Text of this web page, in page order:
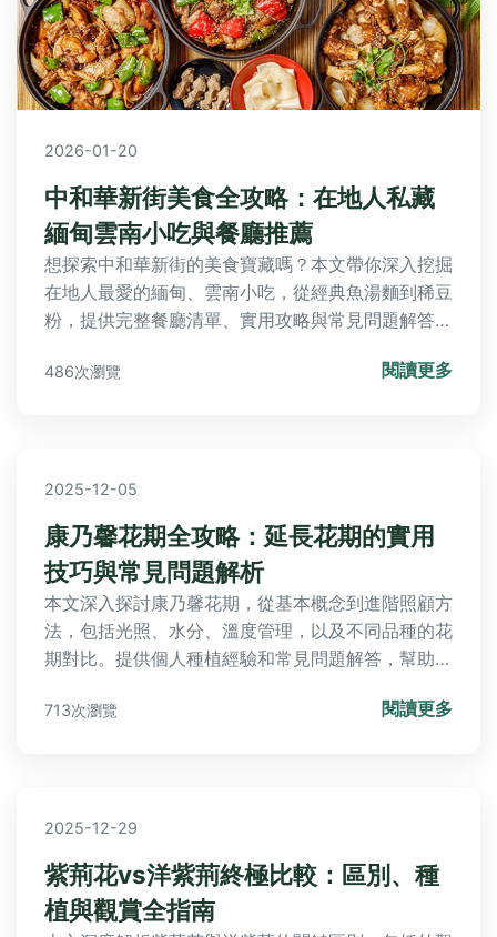
2026-01-20
中和華新街美食全攻略：在地人私藏
緬甸雲南小吃與餐廳推薦
想探索中和華新街的美食寶藏嗎？本文帶你深入挖掘
在地人最愛的緬甸、雲南小吃，從經典魚湯麵到稀豆
粉，提供完整餐廳清單、實用攻略與常見問題解答，
486次瀏覽 閱讀更多
2025-12-05
康乃馨花期全攻略：延長花期的實用
技巧與常見問題解析
本文深入探討康乃馨花期，從基本概念到進階照顧方
法，包括光照、水分、溫度管理，以及不同品種的花
期對比。提供個人種植經驗和常見問題解答，幫助您
失敗案例分享，以及如何避免常見錯誤，讓您的園藝
713次瀏覽 閱讀更多
2025-12-29
紫荊花vs洋紫荊終極比較：區別、種
植與觀賞全指南